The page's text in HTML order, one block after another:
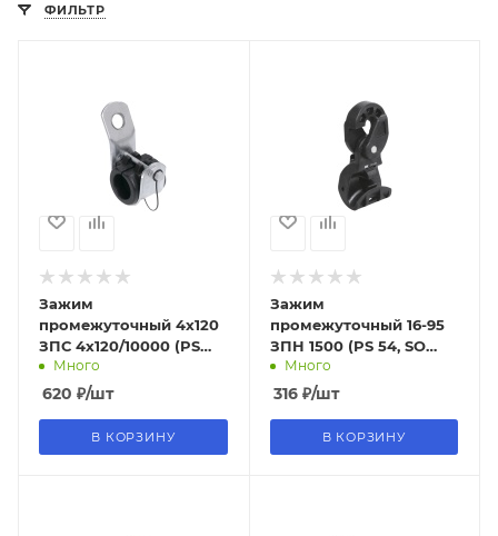
ФИЛЬТР
Зажим
промежуточный 4х120
ЗПС 4х120/10000 (PS
4120) ИЭК (1/60шт)
Много
620 ₽/шт
В КОРЗИНУ
Зажим
промежуточный 16-95
ЗПН 1500 (PS 54, SO
265) ИЭК (80шт)
Много
316₽/шт
В КОРЗИНУ